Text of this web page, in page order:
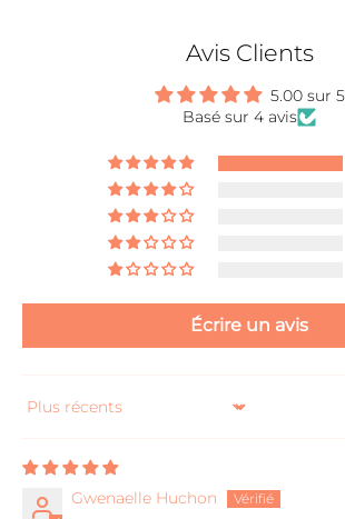
Avis Clients
5.00 sur 5
Basé sur 4 avis
Écrire un avis
Sort by
Gwenaelle Huchon